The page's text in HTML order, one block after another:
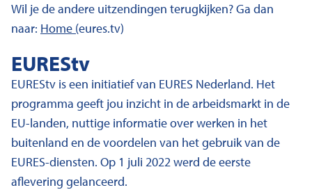
Wil je de andere uitzendingen terugkijken? Ga dan
naar: Home (eures.tv)
EUREStv
EUREStv is een initiatief van EURES Nederland. Het
programma geeft jou inzicht in de arbeidsmarkt in de
EU-landen, nuttige informatie over werken in het
buitenland en de voordelen van het gebruik van de
EURES-diensten. Op 1 juli 2022 werd de eerste
aflevering gelanceerd.